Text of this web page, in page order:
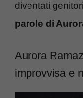
diventati
parole di
Aurora
improvvisa e